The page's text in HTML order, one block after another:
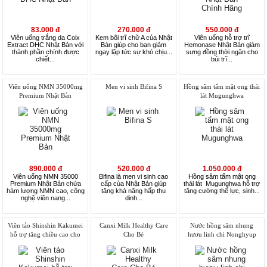
83.000 đ
Viên uống trắng da Coix
Extract DHC Nhật Bản với
thành phần chính được
chiết...
270.000 đ
Kem bôi trĩ chữ A của Nhật
Bản giúp cho bạn giảm
ngay lập tức sự khó chịu...
550.000 đ
Viên uống hỗ trợ trĩ
Hemonase Nhật Bản giảm
sưng đồng thời ngăn cho
búi trĩ...
Viên uống NMN 35000mg
Premium Nhật Bản
890.000 đ
Viên uống NMN 35000
Premium Nhật Bản chứa
hàm lượng NMN cao, công
nghệ viên nang...
Men vi sinh Bifina S
520.000 đ
Bifina là men vi sinh cao
cấp của Nhật Bản giúp
tăng khả năng hấp thu
dinh...
Hồng sâm tẩm mật ong thái
lát Mugunghwa
1.050.000 đ
Hồng sâm tẩm mật ong
thái lát Mugunghwa hỗ trợ
tăng cường thể lực, sinh...
Viên tảo Shinshin Kakumei
hỗ trợ tăng chiều cao cho
Canxi Milk Healthy Care
Cho Bé
Nước hồng sâm nhung
hươu linh chi Nonghyup
Eternity Q Plus